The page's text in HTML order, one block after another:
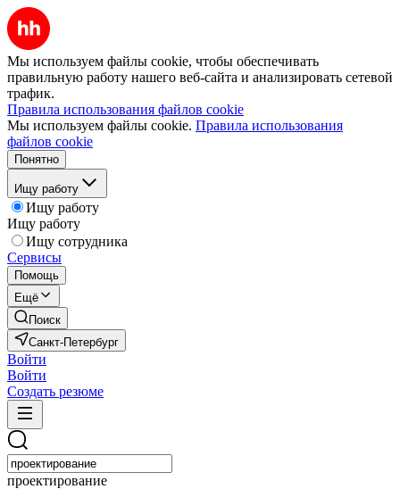
Мы используем файлы cookie, чтобы обеспечивать
правильную работу нашего веб-сайта и анализировать сетевой
трафик.
Правила использования файлов cookie
Мы используем файлы cookie. Правила использования
файлов cookie
Понятно
Ищу работу
Ищу работу
Ищу работу
Ищу сотрудника
Сервисы
Помощь
Ещё
Поиск
Санкт-Петербург
Войти
Войти
Создать резюме
проектирование